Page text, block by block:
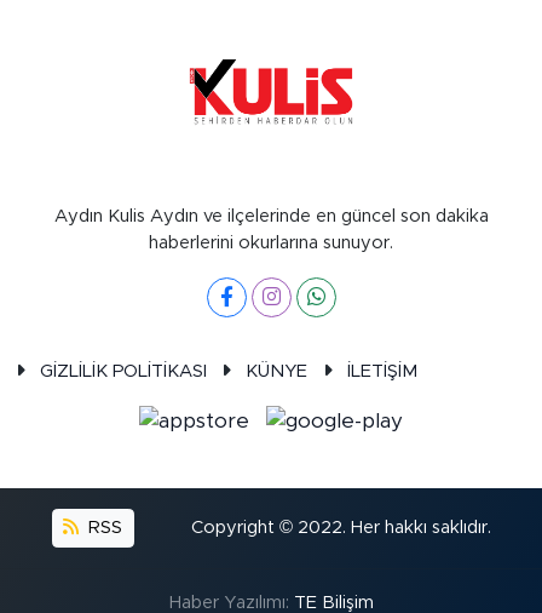
Aydın Kulis Aydın ve ilçelerinde en güncel son dakika
haberlerini okurlarına sunuyor.
GİZLİLİK POLİTİKASI KÜNYE İLETİŞİM
RSS Copyright © 2022. Her hakkı saklıdır.
Haber Yazılımı: TE Bilişim